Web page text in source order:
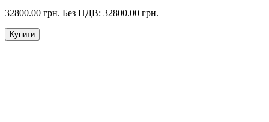
32800.00 грн. Без ПДВ: 32800.00 грн.
Купити